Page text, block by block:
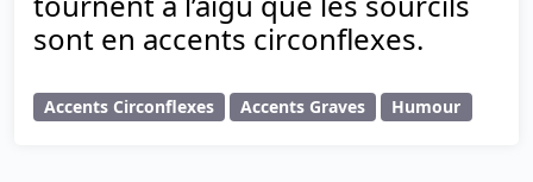
sont en accents circonflexes.
Accents Circonflexes Accents Graves Humour